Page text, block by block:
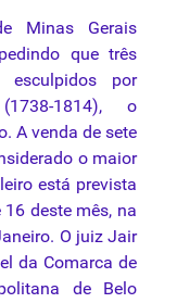
Minas
Gerais
que três
esculpidos
por
1814), o
. A venda de sete
o maior
está prevista
deste mês, na
O juiz Jair
da Comarca de
de Belo